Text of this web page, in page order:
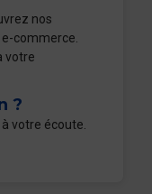
nos
commerce.
votre
?
votre écoute.